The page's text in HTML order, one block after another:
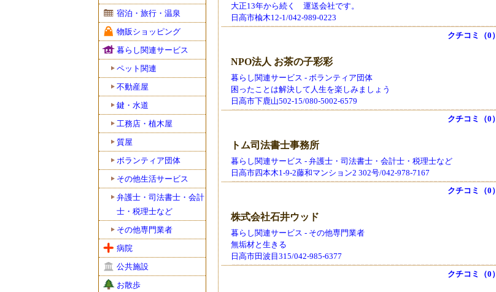
宿泊・旅行・温泉
物販ショッピング
暮らし関連サービス
ペット関連
不動産屋
鍵・水道
工務店・植木屋
質屋
ボランティア団体
その他生活サービス
弁護士・司法書士・会計
士・税理士など
その他専門業者
病院
公共施設
お散歩
大正13年から続く 運送会社です。
日高市楡木12-1/042-989-0223
クチコミ（0）
NPO法人 お茶の子彩彩
暮らし関連サービス - ボランティア団体
困ったことは解決して人生を楽しみましょう
日高市下鹿山502-15/080-5002-6579
クチコミ（0）
トム司法書士事務所
暮らし関連サービス - 弁護士・司法書士・会計士・税理士など
日高市四本木1-9-2藤和マンション2 302号/042-978-7167
クチコミ（0）
株式会社石井ウッド
暮らし関連サービス - その他専門業者
無垢材と生きる
日高市田波目315/042-985-6377
クチコミ（0）